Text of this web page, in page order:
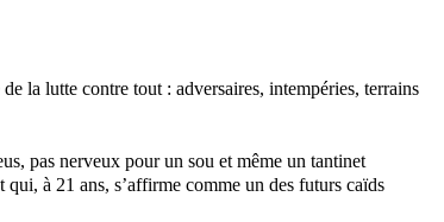
la lutte contre tout : adversaires, intempéries, terrains
pas nerveux pour un sou et même un tantinet
à 21 ans, s’affirme comme un des futurs caïds